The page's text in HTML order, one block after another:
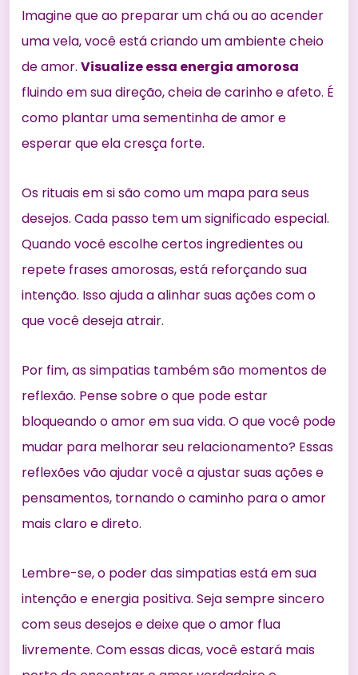
Imagine que ao preparar um chá ou ao acender
uma vela, você está criando um ambiente cheio
de amor. Visualize essa energia amorosa
fluindo em sua direção, cheia de carinho e afeto. É
como plantar uma sementinha de amor e
esperar que ela cresça forte.
Os rituais em si são como um mapa para seus
desejos. Cada passo tem um significado especial.
Quando você escolhe certos ingredientes ou
repete frases amorosas, está reforçando sua
intenção. Isso ajuda a alinhar suas ações com o
que você deseja atrair.
Por fim, as simpatias também são momentos de
reflexão. Pense sobre o que pode estar
bloqueando o amor em sua vida. O que você pode
mudar para melhorar seu relacionamento? Essas
reflexões vão ajudar você a ajustar suas ações e
pensamentos, tornando o caminho para o amor
mais claro e direto.
Lembre-se, o poder das simpatias está em sua
intenção e energia positiva. Seja sempre sincero
com seus desejos e deixe que o amor flua
livremente. Com essas dicas, você estará mais